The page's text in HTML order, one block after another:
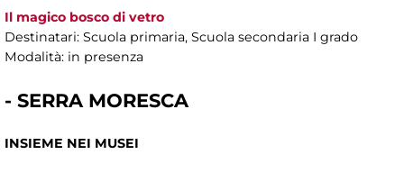
Il magico bosco di vetro
Destinatari: Scuola primaria, Scuola secondaria I grado
Modalità: in presenza
- SERRA MORESCA
INSIEME NEI MUSEI